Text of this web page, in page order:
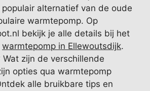
alternatief van de oude
warmtepomp. Op
bekijk je alle details bij het
warmtepomp in Ellewoutsdijk.
zijn de verschillende
opties qua warmtepomp
alle bruikbare tips en